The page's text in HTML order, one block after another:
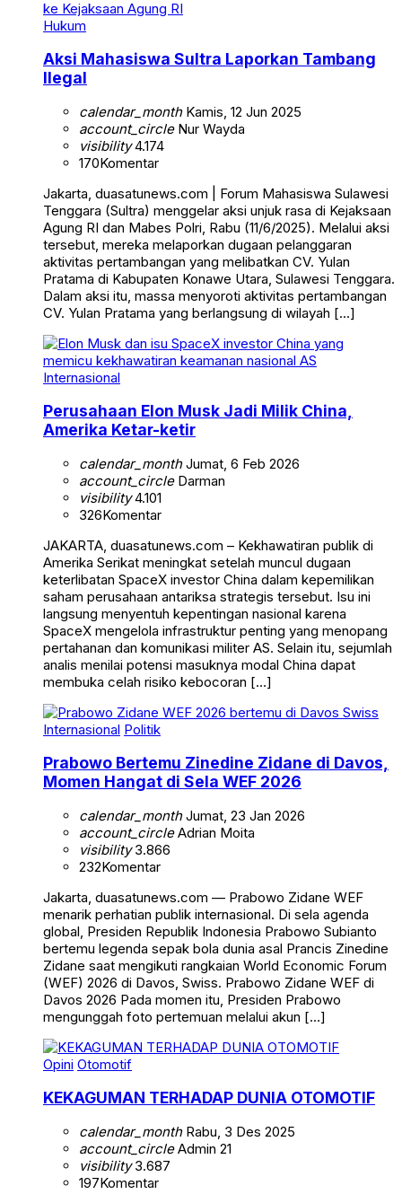
Hukum
Aksi Mahasiswa Sultra Laporkan Tambang
Ilegal
calendar_monthKamis, 12 Jun 2025
account_circleNur Wayda
visibility4.174
170Komentar
Jakarta, duasatunews.com | Forum Mahasiswa Sulawesi
Tenggara (Sultra) menggelar aksi unjuk rasa di Kejaksaan
Agung RI dan Mabes Polri, Rabu (11/6/2025). Melalui aksi
tersebut, mereka melaporkan dugaan pelanggaran
aktivitas pertambangan yang melibatkan CV. Yulan
Pratama di Kabupaten Konawe Utara, Sulawesi Tenggara.
Dalam aksi itu, massa menyoroti aktivitas pertambangan
CV. Yulan Pratama yang berlangsung di wilayah […]
Internasional
Perusahaan Elon Musk Jadi Milik China,
Amerika Ketar-ketir
calendar_monthJumat, 6 Feb 2026
account_circleDarman
visibility4.101
326Komentar
JAKARTA, duasatunews.com – Kekhawatiran publik di
Amerika Serikat meningkat setelah muncul dugaan
keterlibatan SpaceX investor China dalam kepemilikan
saham perusahaan antariksa strategis tersebut. Isu ini
langsung menyentuh kepentingan nasional karena
SpaceX mengelola infrastruktur penting yang menopang
pertahanan dan komunikasi militer AS. Selain itu, sejumlah
analis menilai potensi masuknya modal China dapat
membuka celah risiko kebocoran […]
Internasional Politik
Prabowo Bertemu Zinedine Zidane di Davos,
Momen Hangat di Sela WEF 2026
calendar_monthJumat, 23 Jan 2026
account_circleAdrian Moita
visibility3.866
232Komentar
Jakarta, duasatunews.com — Prabowo Zidane WEF
menarik perhatian publik internasional. Di sela agenda
global, Presiden Republik Indonesia Prabowo Subianto
bertemu legenda sepak bola dunia asal Prancis Zinedine
Zidane saat mengikuti rangkaian World Economic Forum
(WEF) 2026 di Davos, Swiss. Prabowo Zidane WEF di
Davos 2026 Pada momen itu, Presiden Prabowo
mengunggah foto pertemuan melalui akun […]
Opini Otomotif
KEKAGUMAN TERHADAP DUNIA OTOMOTIF
calendar_monthRabu, 3 Des 2025
account_circleAdmin 21
visibility3.687
197Komentar